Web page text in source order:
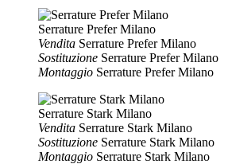
Serrature Prefer Milano
Vendita Serrature Prefer Milano
Sostituzione Serrature Prefer Milano
Montaggio Serrature Prefer Milano
Serrature Stark Milano
Vendita Serrature Stark Milano
Sostituzione Serrature Stark Milano
Montaggio Serrature Stark Milano